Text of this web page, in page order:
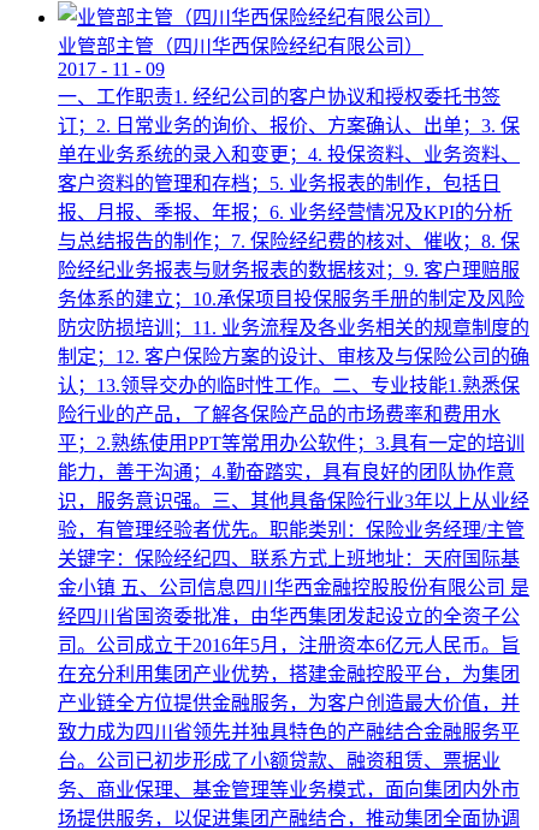
业管部主管（四川华西保险经纪有限公司）
2017 - 11 - 09
一、工作职责1. 经纪公司的客户协议和授权委托书签
订；2. 日常业务的询价、报价、方案确认、出单；3. 保
单在业务系统的录入和变更；4. 投保资料、业务资料、
客户资料的管理和存档；5. 业务报表的制作，包括日
报、月报、季报、年报；6. 业务经营情况及KPI的分析
与总结报告的制作；7. 保险经纪费的核对、催收；8. 保
险经纪业务报表与财务报表的数据核对；9. 客户理赔服
务体系的建立；10.承保项目投保服务手册的制定及风险
防灾防损培训；11. 业务流程及各业务相关的规章制度的
制定；12. 客户保险方案的设计、审核及与保险公司的确
认；13.领导交办的临时性工作。二、专业技能1.熟悉保
险行业的产品，了解各保险产品的市场费率和费用水
平；2.熟练使用PPT等常用办公软件；3.具有一定的培训
能力，善于沟通；4.勤奋踏实，具有良好的团队协作意
识，服务意识强。三、其他具备保险行业3年以上从业经
验，有管理经验者优先。职能类别：保险业务经理/主管
关键字：保险经纪四、联系方式上班地址：天府国际基
金小镇 五、公司信息四川华西金融控股股份有限公司 是
经四川省国资委批准，由华西集团发起设立的全资子公
司。公司成立于2016年5月，注册资本6亿元人民币。旨
在充分利用集团产业优势，搭建金融控股平台，为集团
产业链全方位提供金融服务，为客户创造最大价值，并
致力成为四川省领先并独具特色的产融结合金融服务平
台。公司已初步形成了小额贷款、融资租赁、票据业
务、商业保理、基金管理等业务模式，面向集团内外市
场提供服务，以促进集团产融结合，推动集团全面协调